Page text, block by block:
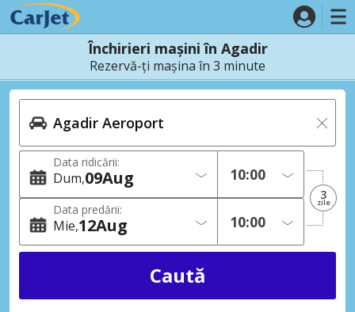
Închirieri mașini în Agadir
Rezervă-ți mașina în 3 minute
Data ridicării:
Dum 09Aug
Data predării:
Mie 12Aug
3
zile